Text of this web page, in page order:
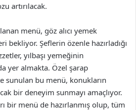
artırılacak.
menü, göz alıcı yemek
bekliyor. Şeflerin özenle hazırladığı
yılbaşı yemeğinin
yer almakta. Özel şarap
sunulan bu menü, konukların
bir deneyim sunmayı amaçlıyor.
bir menü de hazırlanmış olup, tüm